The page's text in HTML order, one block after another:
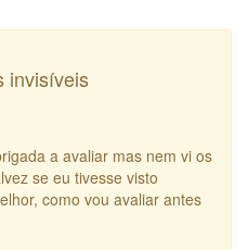
invisíveis
a avaliar mas nem vi os
se eu tivesse visto
como vou avaliar antes